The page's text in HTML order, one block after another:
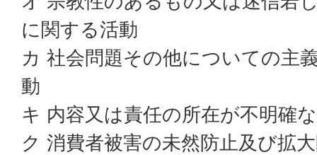
に関する活動
カ 社会問題その他についての主
動
キ 内容又は責任の所在が不明確
ク 消費者被害の未然防止及び拡